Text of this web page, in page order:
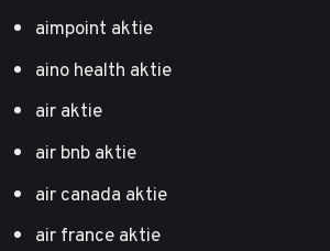
aimpoint aktie
aino health aktie
air aktie
air bnb aktie
air canada aktie
air france aktie